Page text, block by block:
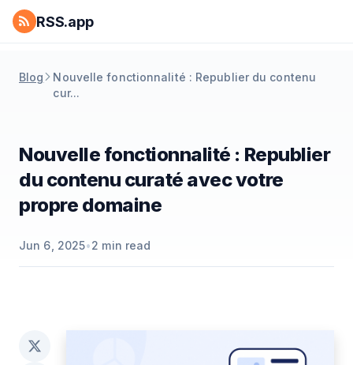
RSS.app
Blog
Nouvelle fonctionnalité : Republier du contenu
cur...
Nouvelle fonctionnalité : Republier
du contenu curaté avec votre
propre domaine
Jun 6, 2025•2 min read